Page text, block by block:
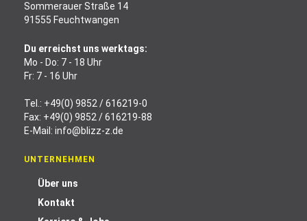
Sommerauer Straße 14
91555 Feuchtwangen
Du erreichst uns werktags:
Mo - Do: 7 - 18 Uhr
Fr: 7 - 16 Uhr
Tel.: +49(0) 9852 / 616219-0
Fax: +49(0) 9852 / 616219-88
E-Mail: info@blizz-z.de
UNTERNEHMEN
Über uns
Kontakt